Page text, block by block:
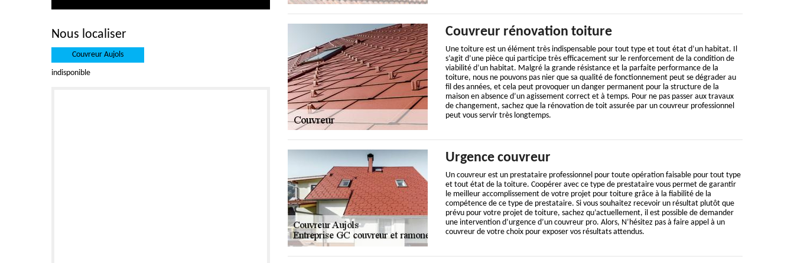
Nous localiser
Couvreur Aujols
indisponible
Couvreur rénovation toiture
Une toiture est un élément très indispensable pour tout type et tout état d’un habitat. Il
s’agit d’une pièce qui participe très efficacement sur le renforcement de la condition de
viabilité d’un habitat. Malgré la grande résistance et la parfaite performance de la
toiture, nous ne pouvons pas nier que sa qualité de fonctionnement peut se dégrader au
fil des années, et cela peut provoquer un danger permanent pour la structure de la
maison en absence d’un agissement correct et à temps. Pour ne pas passer aux travaux
de changement, sachez que la rénovation de toit assurée par un couvreur professionnel
peut vous servir très longtemps.
Urgence couvreur
Un couvreur est un prestataire professionnel pour toute opération faisable pour tout type
et tout état de la toiture. Coopérer avec ce type de prestataire vous permet de garantir
le meilleur accomplissement de votre projet pour toiture grâce à la fiabilité de la
compétence de ce type de prestataire. Si vous souhaitez recevoir un résultat plutôt que
prévu pour votre projet de toiture, sachez qu’actuellement, il est possible de demander
une intervention d’urgence d’un couvreur pro. Alors, N’hésitez pas à faire appel à un
couvreur de votre choix pour exposer vos résultats attendus.